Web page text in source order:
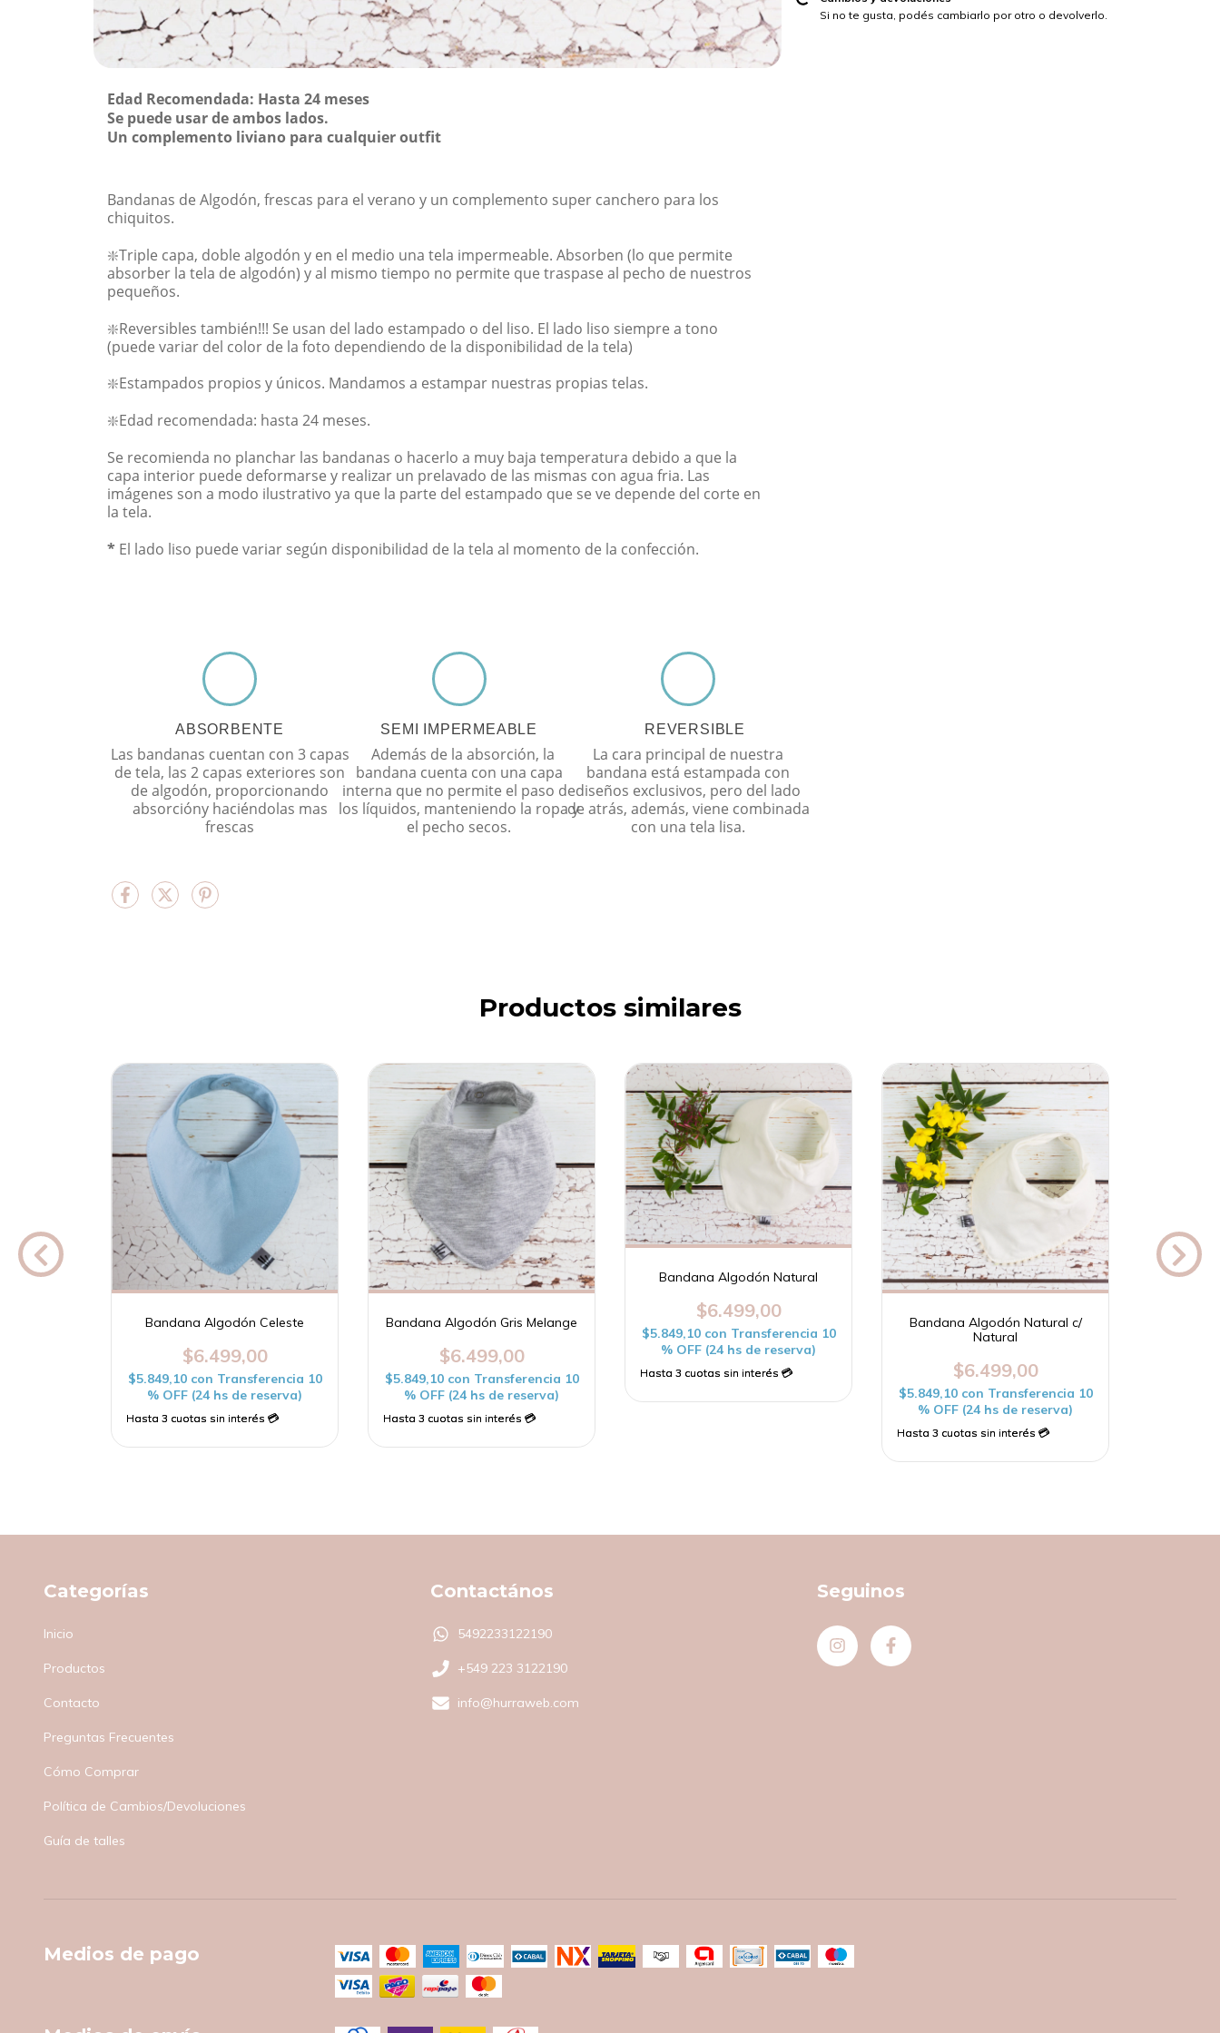
Edad Recomendada: Hasta 24 meses
Se puede usar de ambos lados.
Un complemento liviano para cualquier outfit
Bandanas de Algodón, frescas para el verano y un complemento super canchero para los
chiquitos.
❇️Triple capa, doble algodón y en el medio una tela impermeable. Absorben (lo que permite
absorber la tela de algodón) y al mismo tiempo no permite que traspase al pecho de nuestros
pequeños.
❇️Reversibles también!!! Se usan del lado estampado o del liso. El lado liso siempre a tono
(puede variar del color de la foto dependiendo de la disponibilidad de la tela)
❇️Estampados propios y únicos. Mandamos a estampar nuestras propias telas.
❇️Edad recomendada: hasta 24 meses.
Se recomienda no planchar las bandanas o hacerlo a muy baja temperatura debido a que la
capa interior puede deformarse y realizar un prelavado de las mismas con agua fria. Las
imágenes son a modo ilustrativo ya que la parte del estampado que se ve depende del corte en
la tela.
* El lado liso puede variar según disponibilidad de la tela al momento de la confección.
ABSORBENTE
Las bandanas cuentan con 3 capas
de tela, las 2 capas exteriores son
de algodón, proporcionando
absorcióny haciéndolas mas
frescas
SEMI IMPERMEABLE
Además de la absorción, la
bandana cuenta con una capa
interna que no permite el paso de
los líquidos, manteniendo la ropa y
el pecho secos.
REVERSIBLE
La cara principal de nuestra
bandana está estampada con
diseños exclusivos, pero del lado
de atrás, además, viene combinada
con una tela lisa.
Si no te gusta, podés cambiarlo por otro o devolverlo.
Productos similares
Bandana Algodón Celeste
$6.499,00
$5.849,10 con Transferencia 10
% OFF (24 hs de reserva)
Bandana Algodón Gris Melange
$6.499,00
$5.849,10 con Transferencia 10
% OFF (24 hs de reserva)
Bandana Algodón Natural
$6.499,00
$5.849,10 con Transferencia 10
% OFF (24 hs de reserva)
Bandana Algodón Natural c/
Natural
$6.499,00
$5.849,10 con Transferencia 10
% OFF (24 hs de reserva)
Categorías
Inicio
Productos
Contacto
Preguntas Frecuentes
Cómo Comprar
Política de Cambios/Devoluciones
Guía de talles
Contactános
5492233122190
+549 223 3122190
info@hurraweb.com
Seguinos
Medios de pago